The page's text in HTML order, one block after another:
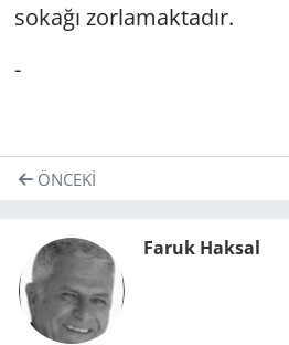
sokağı zorlamaktadır.
-
ÖNCEKI
Faruk Haksal